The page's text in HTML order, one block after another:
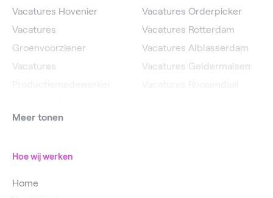
Vacatures Hovenier
Vacatures
Groenvoorziener
Vacatures
Vacatures
Vacatures Orderpicker
Vacatures Rotterdam
Vacatures Alblasserdam
Vacatures Geldermalsen
Meer tonen
Hoe wij werken
Home